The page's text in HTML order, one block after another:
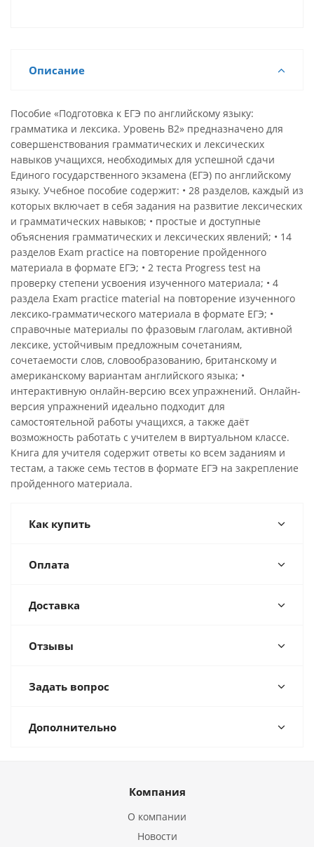
Описание
Пособие «Подготовка к ЕГЭ по английскому языку:
грамматика и лексика. Уровень В2» предназначено для
совершенствования грамматических и лексических
навыков учащихся, необходимых для успешной сдачи
Единого государственного экзамена (ЕГЭ) по английскому
языку. Учебное пособие содержит: • 28 разделов, каждый из
которых включает в себя задания на развитие лексических
и грамматических навыков; • простые и доступные
объяснения грамматических и лексических явлений; • 14
разделов Exam practice на повторение пройденного
материала в формате ЕГЭ; • 2 теста Progress test на
проверку степени усвоения изученного материала; • 4
раздела Exam practice material на повторение изученного
лексико-грамматического материала в формате ЕГЭ; •
справочные материалы по фразовым глаголам, активной
лексике, устойчивым предложным сочетаниям,
сочетаемости слов, словообразованию, британскому и
американскому вариантам английского языка; •
интерактивную онлайн-версию всех упражнений. Онлайн-
версия упражнений идеально подходит для
самостоятельной работы учащихся, а также даёт
возможность работать с учителем в виртуальном классе.
Книга для учителя содержит ответы ко всем заданиям и
тестам, а также семь тестов в формате ЕГЭ на закрепление
пройденного материала.
Как купить
Оплата
Доставка
Отзывы
Задать вопрос
Дополнительно
Компания
О компании
Новости